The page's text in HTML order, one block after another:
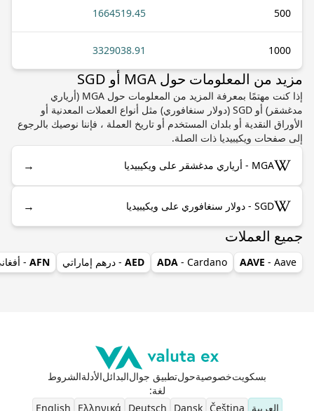
500
1664519.45
1000
3329038.91
مزيد من المعلومات حول MGA أو SGD
إذا كنت مهتمًا بمعرفة المزيد من المعلومات حول MGA (أرياري
مدغشقر) أو SGD (دولار سنغافوري) مثل أنواع العملات المعدنية أو
الأوراق النقدية أو بلدان المستخدم أو تاريخ العملة ، فإننا نوصيك بالرجوع
إلى صفحات ويكيبيديا ذات الصلة.
MGA - أرياري مدغشقر على ويكيبيديا →
SGD - دولار سنغافوري على ويكيبيديا →
جميع العملات
AAVE - Aave
ADA - Cardano
AED - درهم إماراتي AFN
-
بسكويتخصوصيةحولتطبيق جوالالبدائلالأدلةالشروط
لغة:
العربية
Čeština
Dansk
Deutsch
Ελληνικά
English